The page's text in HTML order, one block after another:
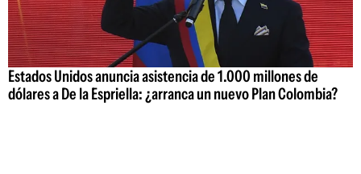
Estados Unidos anuncia asistencia de 1.000 millones de
dólares a De la Espriella: ¿arranca un nuevo Plan Colombia?